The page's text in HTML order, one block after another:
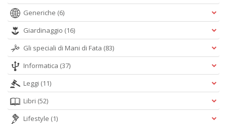
Generiche (6)
Giardinaggio (16)
Gli speciali di Mani di Fata (83)
Informatica (37)
Leggi (11)
Libri (52)
Lifestyle (1)